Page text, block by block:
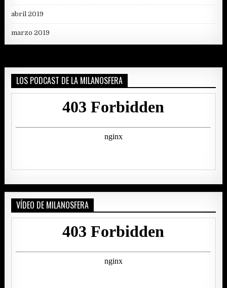
abril 2019
marzo 2019
LOS PODCAST DE LA MILANOSFERA
VÍDEO DE MILANOSFERA